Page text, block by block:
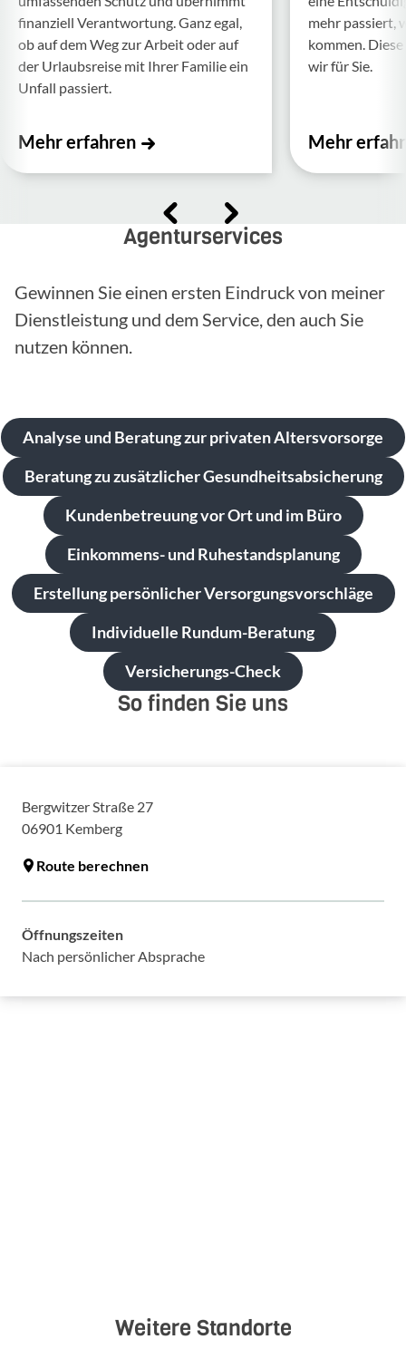
finan­ziell Verant­wor­tung. Ganz egal,
ob auf dem Weg zur Arbeit oder auf
der Urlaubs­reise mit Ihrer Familie ein
Unfall passiert.
Mehr erfahren
mehr passiert,
kommen.
wir für Sie.
Mehr
Agenturservices
Gewinnen Sie einen ersten Eindruck von meiner
Dienstleistung und dem Service, den auch Sie
nutzen können.
Analyse und Beratung zur privaten Altersvorsorge
Beratung zu zusätzlicher Gesundheitsabsicherung
Kundenbetreuung vor Ort und im Büro
Einkommens- und Ruhestandsplanung
Erstellung persönlicher Versorgungsvorschläge
Individuelle Rundum-Beratung
Versicherungs-Check
So finden Sie uns
Bergwitzer Straße 27
06901 Kemberg
Route berechnen
Öffnungszeiten
Nach persönlicher Absprache
Weitere Standorte